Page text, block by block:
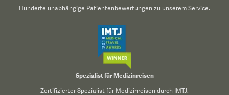
Hunderte unabhängige Patientenbewertungen zu unserem Service.
Spezialist für Medizinreisen
Zertifizierter Spezialist für Medizinreisen durch IMTJ.